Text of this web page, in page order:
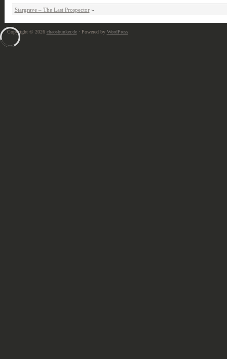
Stargrave – The Last Prospector»
Copyright © 2026 chaosbunker.de· Powered by WordPress